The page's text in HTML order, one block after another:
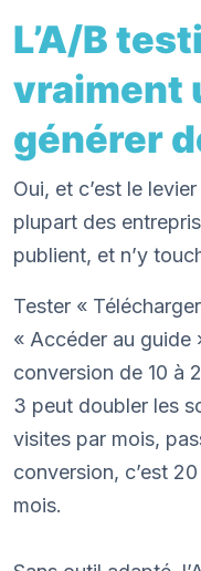
L’A/B
vraiment
générer
Oui, et c’est le
plupart des
publient, et n’y
Tester «
« Accéder au guide
conversion de 10 à
3 peut doubler les
visites par mois,
conversion, c’est
mois.